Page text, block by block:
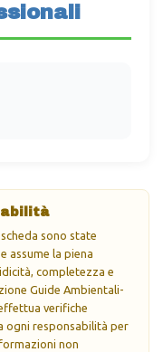
sono state
assume la piena
completezza e
Guide Ambientali-
verifiche
ogni responsabilità per
non